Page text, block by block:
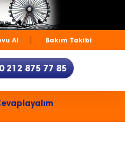
Al Bakım Takibi
0 212 875 77 85